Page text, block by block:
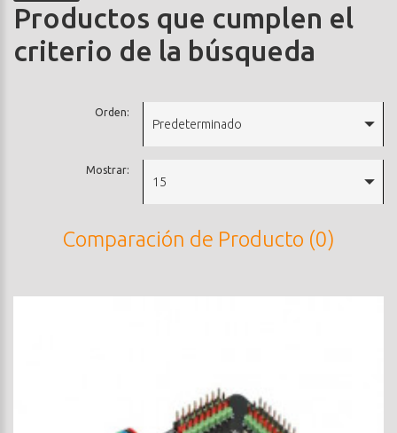
Productos que cumplen el
criterio de la búsqueda
Orden:
Predeterminado
Mostrar:
15
Comparación de Producto (0)